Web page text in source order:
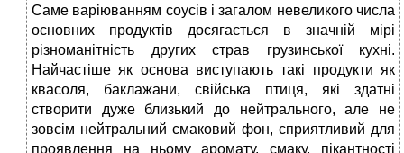
Саме варіюванням соусів і загалом невеликого числа
основних продуктів досягається в значній мірі
різноманітність других страв грузинської кухні.
Найчастіше як основа виступають такі продукти як
квасоля, баклажани, свійська птиця, які здатні
створити дуже близький до нейтрального, але не
зовсім нейтральний смаковий фон, сприятливий для
проявлення на ньому аромату, смаку, пікантності